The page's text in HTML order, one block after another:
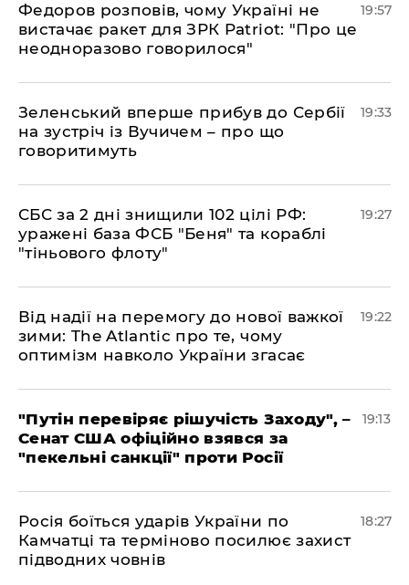
​Федоров розповів, чому Україні не
вистачає ракет для ЗРК Patriot: "Про це
неодноразово говорилося"
19:57
​Зеленський вперше прибув до Сербії
на зустріч із Вучичем – про що
говоритимуть
19:33
​СБС за 2 дні знищили 102 цілі РФ:
уражені база ФСБ "Беня" та кораблі
"тіньового флоту"
19:27
​Від надії на перемогу до нової важкої
зими: The Atlantic про те, чому
оптимізм навколо України згасає
19:22
​"Путін перевіряє рішучість Заходу", –
Сенат США офіційно взявся за
"пекельні санкції" проти Росії
19:13
​Росія боїться ударів України по
Камчатці та терміново посилює захист
підводних човнів
18:27